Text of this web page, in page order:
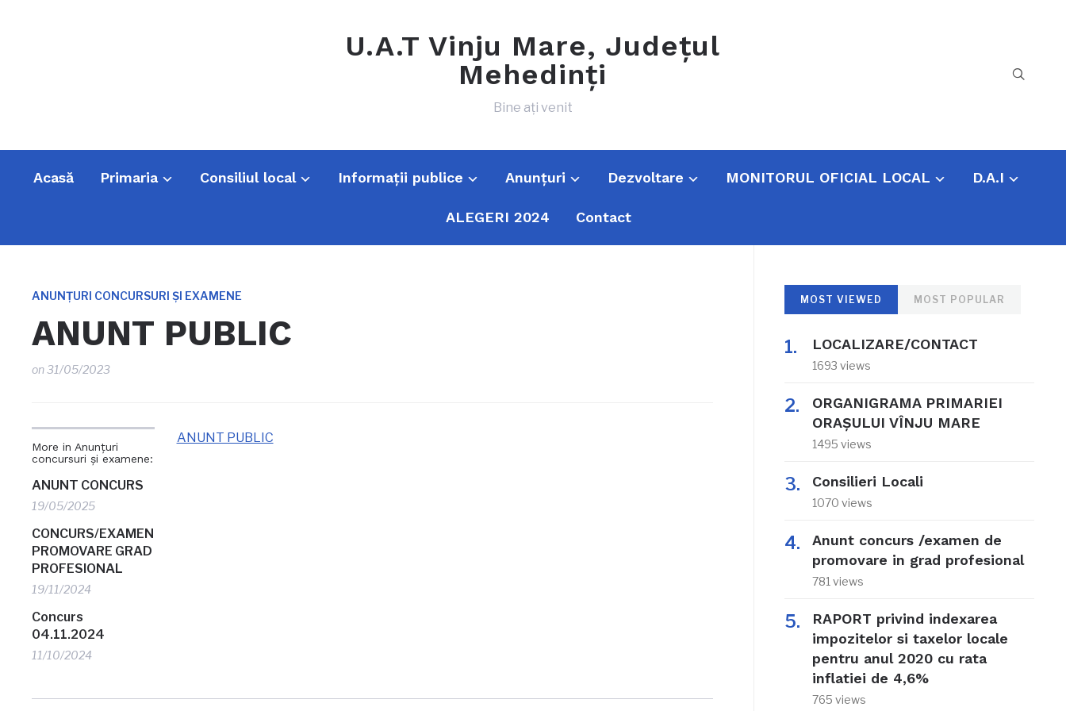
U.A.T Vinju Mare, Județul
Mehedinți
Bine ați venit
Acasă Primaria Consiliul local Informații publice Anunțuri Dezvoltare MONITORUL OFICIAL LOCAL D.A.I
ALEGERI 2024 Contact
ANUNȚURI CONCURSURI ȘI EXAMENE
ANUNT PUBLIC
on31/05/2023
More in Anunțuri
concursuri și examene:
ANUNT CONCURS
19/05/2025
CONCURS/EXAMEN
PROMOVARE GRAD
PROFESIONAL
19/11/2024
Concurs
04.11.2024
11/10/2024
ANUNT PUBLIC
MOST VIEWED MOST POPULAR
LOCALIZARE/CONTACT
1693 views
ORGANIGRAMA PRIMARIEI
ORAŞULUI VÎNJU MARE
1495 views
Consilieri Locali
1070 views
Anunt concurs /examen de
promovare in grad profesional
781 views
RAPORT privind indexarea
impozitelor si taxelor locale
pentru anul 2020 cu rata
inflatiei de 4,6%
765 views